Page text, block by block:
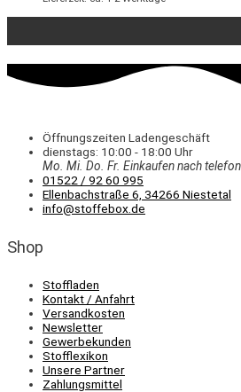
Öffnungszeiten Ladengeschäft
dienstags: 10:00 - 18:00 Uhr
Mo. Mi. Do. Fr. Einkaufennach
01522 / 92 60 995
Ellenbachstraße 6, 34266 Niestetal
info@stoffebox.de
Shop
Stoffladen
Kontakt / Anfahrt
Versandkosten
Newsletter
Gewerbekunden
Stofflexikon
Unsere Partner
Zahlungsmittel